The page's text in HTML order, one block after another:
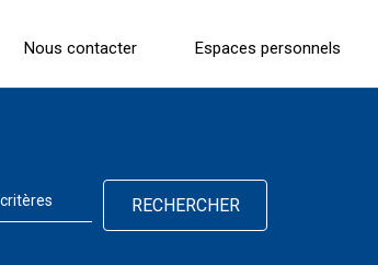
Nous contacter Espaces personnels